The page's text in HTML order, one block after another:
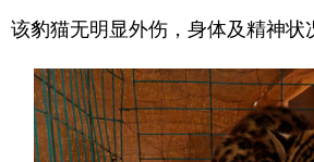
该豹猫无明显外伤，身体及精神状